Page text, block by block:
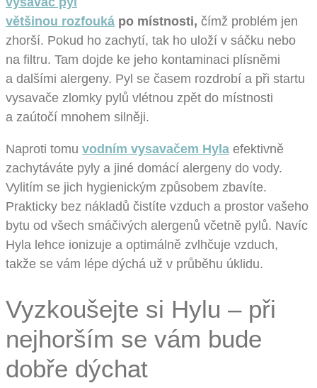
většinou rozfouká po místnosti, čímž problém jen
zhorší. Pokud ho zachytí, tak ho uloží v sáčku nebo
na filtru. Tam dojde ke jeho kontaminaci plísněmi
a dalšími alergeny. Pyl se časem rozdrobí a při startu
vysavače zlomky pylů vlétnou zpět do místnosti
a zaútočí mnohem silněji.
Naproti tomu vodním vysavačem Hyla efektivně
zachytáváte pyly a jiné domácí alergeny do vody.
Vylitím se jich hygienickým způsobem zbavíte.
Prakticky bez nákladů čistíte vzduch a prostor vašeho
bytu od všech smáčivých alergenů včetně pylů. Navíc
Hyla lehce ionizuje a optimálně zvlhčuje vzduch,
takže se vám lépe dýchá už v průběhu úklidu.
Vyzkoušejte si Hylu – při
nejhorším se vám bude
dobře dýchat